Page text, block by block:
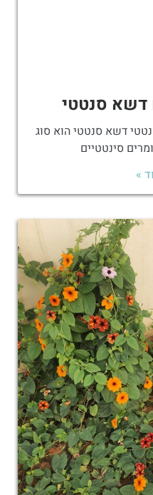
דשא סנטטי
דשא סנטטי הוא סוג
סינטטיים
»